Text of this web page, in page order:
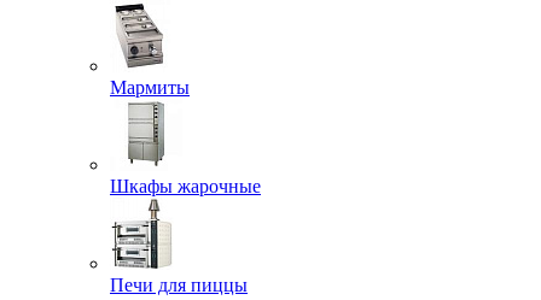
Мармиты
Шкафы жарочные
Печи для пиццы